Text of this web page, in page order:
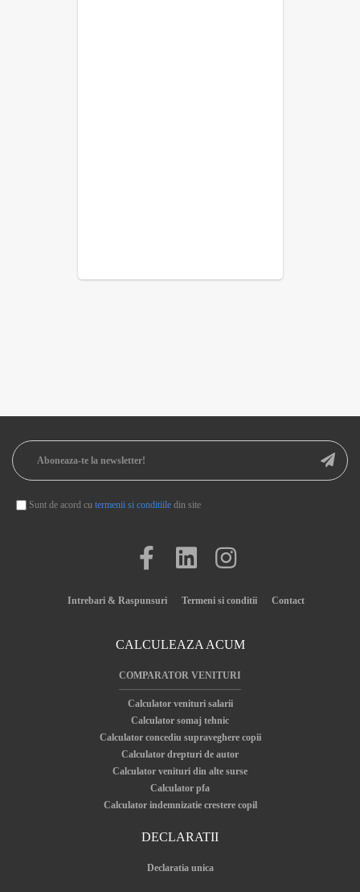
Sunt de acord cu termenii si conditiile din site
Intrebari & Raspunsuri Termeni si conditii Contact
CALCULEAZA ACUM
COMPARATOR VENITURI
Calculator venituri salarii
Calculator somaj tehnic
Calculator concediu supraveghere copii
Calculator drepturi de autor
Calculator venituri din alte surse
Calculator pfa
Calculator indemnizatie crestere copil
DECLARATII
Declaratia unica